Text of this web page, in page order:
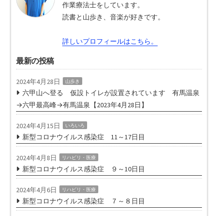
作業療法士をしています。
読書と山歩き、音楽が好きです。
詳しいプロフィールはこちら。
最新の投稿
2024年4月28日 山歩き
六甲山へ登る 仮設トイレが設置されています 有馬温泉
→六甲最高峰→有馬温泉【2023年4月28日】
2024年4月15日 いろいろ
新型コロナウイルス感染症 11～17日目
2024年4月8日 リハビリ・医療
新型コロナウイルス感染症 ９～10日目
2024年4月6日 リハビリ・医療
新型コロナウイルス感染症 ７～８日目